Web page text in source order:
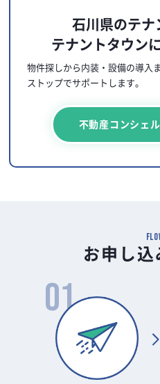
石川県のテナ
テナントタウン
物件探しから内装・設備の導入
ストップでサポートします。
不動産コンシェ
お申し込
01